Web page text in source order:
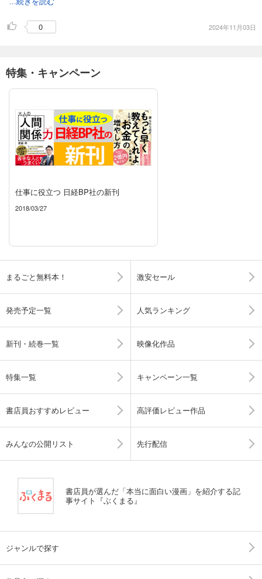
0 2024年11月03日
特集・キャンペーン
仕事に役立つ 日経BP社の新刊
2018/03/27
まるごと無料本！ 激安セール
発売予定一覧 人気ランキング
新刊・続巻一覧 映像化作品
特集一覧 キャンペーン一覧
書店員おすすめレビュー 高評価レビュー作品
みんなの公開リスト 先行配信
書店員が選んだ「本当に面白い漫画」を紹介する記
事サイト『ぶくまる』
ジャンルで探す